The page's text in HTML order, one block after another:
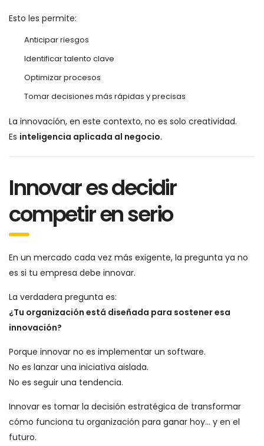
Esto les permite:
Anticipar riesgos
Identificar talento clave
Optimizar procesos
Tomar decisiones más rápidas y precisas
La innovación, en este contexto, no es solo creatividad.
Es inteligencia aplicada al negocio.
Innovar es decidir
competir en serio
En un mercado cada vez más exigente, la pregunta ya no
es si tu empresa debe innovar.
La verdadera pregunta es:
¿Tu organización está diseñada para sostener esa
innovación?
Porque innovar no es implementar un software.
No es lanzar una iniciativa aislada.
No es seguir una tendencia.
Innovar es tomar la decisión estratégica de transformar
cómo funciona tu organización para ganar hoy… y en el
futuro.